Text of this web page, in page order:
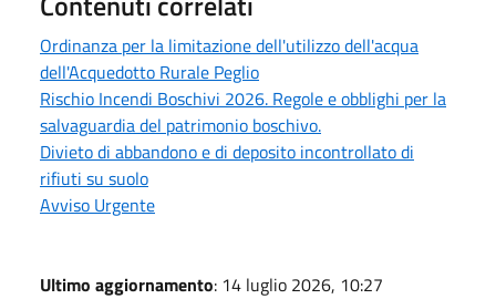
Ordinanza per la limitazione dell'utilizzo dell'acqua
dell'Acquedotto Rurale Peglio
Rischio Incendi Boschivi 2026. Regole e obblighi per la
salvaguardia del patrimonio boschivo.
Divieto di abbandono e di deposito incontrollato di
rifiuti su suolo
Avviso Urgente
Ultimo aggiornamento: 14 luglio 2026, 10:27